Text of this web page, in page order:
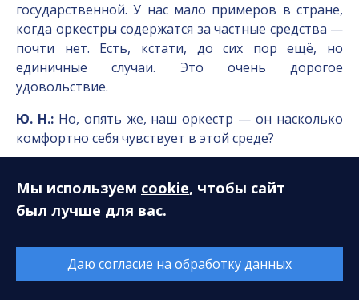
государственной. У нас мало примеров в стране,
когда оркестры содержатся за частные средства —
почти нет. Есть, кстати, до сих пор ещё, но
единичные случаи. Это очень дорогое
удовольствие.
Ю. Н.:Но, опять же, наш оркестр — он насколько
комфортно себя чувствует в этой среде?
конкретизируя, то сургутская ситуация в
срединном варианте по нашей стране. У нас есть
получают гораздо меньшие зарплаты — но это
проблема вообще страны нашей. Я помню свои
поездки в Карельский симфонический оркестр, где
Мы используем cookie, чтобы сайт
был лучше для вас.
Даю согласие на обработку данных